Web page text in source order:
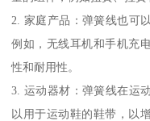
2. 家庭产品：弹簧线也可
例如，无线耳机和手机充
性和耐用性。
3. 运动器材：弹簧线在运
以用于运动鞋的鞋带，以